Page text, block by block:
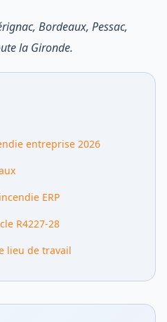
Bordeaux, Pessac,
la Gironde.
entreprise 2026
ERP
R4227-28
lieu de travail